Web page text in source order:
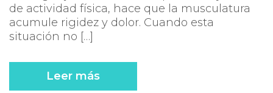
de actividad física, hace que la musculatura
acumule rigidez y dolor. Cuando esta
situación no […]
Leer más